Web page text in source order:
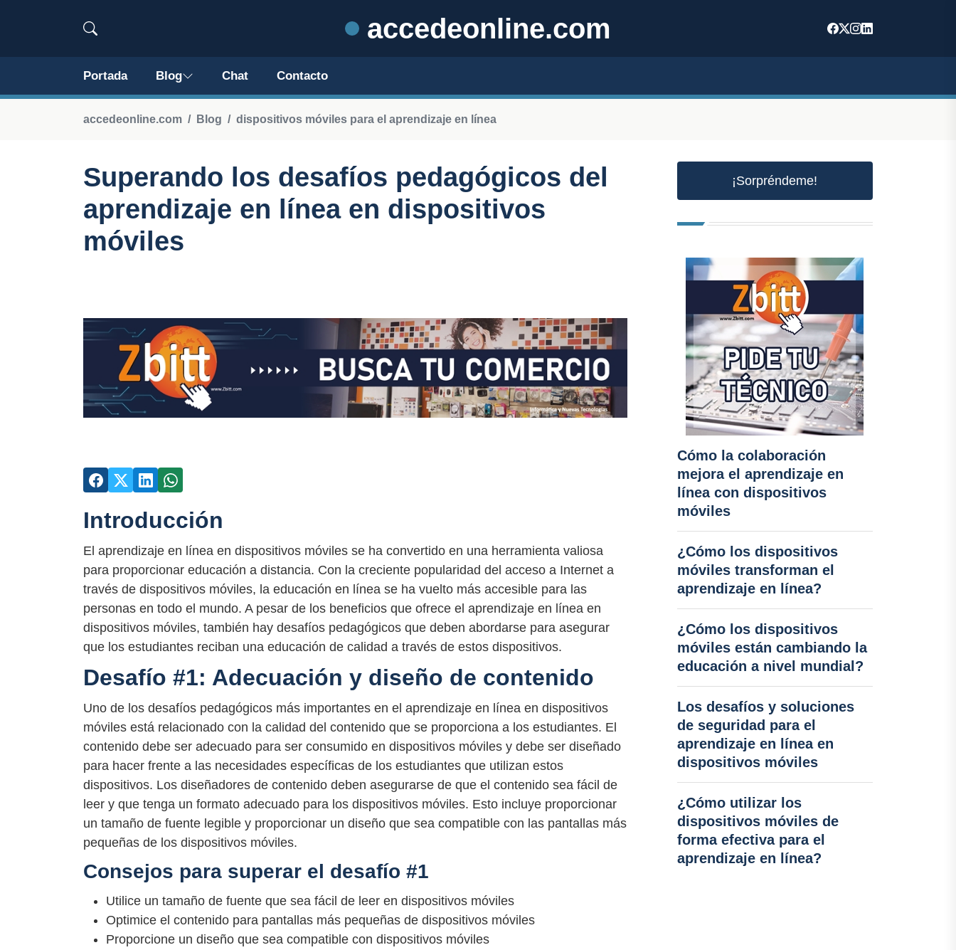
accedeonline.com
Portada Blog Chat Contacto
accedeonline.com Blog dispositivos móviles para el aprendizaje en línea
Superando los desafíos pedagógicos del
aprendizaje en línea en dispositivos
móviles
Introducción
El aprendizaje en línea en dispositivos móviles se ha convertido en una herramienta valiosa
para proporcionar educación a distancia. Con la creciente popularidad del acceso a Internet a
través de dispositivos móviles, la educación en línea se ha vuelto más accesible para las
personas en todo el mundo. A pesar de los beneficios que ofrece el aprendizaje en línea en
dispositivos móviles, también hay desafíos pedagógicos que deben abordarse para asegurar
que los estudiantes reciban una educación de calidad a través de estos dispositivos.
Desafío #1: Adecuación y diseño de contenido
Uno de los desafíos pedagógicos más importantes en el aprendizaje en línea en dispositivos
móviles está relacionado con la calidad del contenido que se proporciona a los estudiantes. El
contenido debe ser adecuado para ser consumido en dispositivos móviles y debe ser diseñado
para hacer frente a las necesidades específicas de los estudiantes que utilizan estos
dispositivos. Los diseñadores de contenido deben asegurarse de que el contenido sea fácil de
leer y que tenga un formato adecuado para los dispositivos móviles. Esto incluye proporcionar
un tamaño de fuente legible y proporcionar un diseño que sea compatible con las pantallas más
pequeñas de los dispositivos móviles.
Consejos para superar el desafío #1
Utilice un tamaño de fuente que sea fácil de leer en dispositivos móviles
Optimice el contenido para pantallas más pequeñas de dispositivos móviles
Proporcione un diseño que sea compatible con dispositivos móviles
¡Sorpréndeme!
Cómo la colaboración
mejora el aprendizaje en
línea con dispositivos
móviles
¿Cómo los dispositivos
móviles transforman el
aprendizaje en línea?
¿Cómo los dispositivos
móviles están cambiando la
educación a nivel mundial?
Los desafíos y soluciones
de seguridad para el
aprendizaje en línea en
dispositivos móviles
¿Cómo utilizar los
dispositivos móviles de
forma efectiva para el
aprendizaje en línea?